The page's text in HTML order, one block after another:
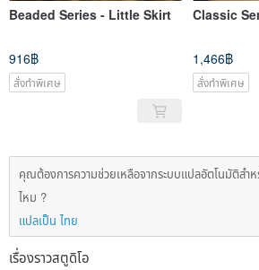
Beaded Series - Little Skirt
916฿
สั่งทำพิเศษ
Classic
1,466฿
สั่งทำพิเศษ
คุณต้องการความช่วยเหลือจากระบบแปลอัตโนมัติสำ
ไหม ?
แปลเป็น ไทย
เรื่องราวสตูดิโอ